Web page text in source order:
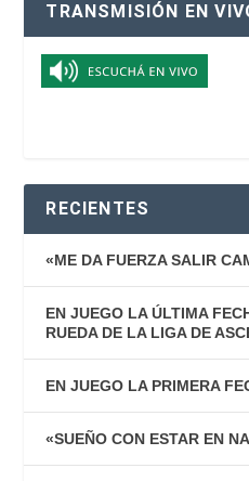
TRANSMISIÓN EN
RECIENTES
«ME DA FUERZA SALIR
EN JUEGO LA ÚLTIMA
RUEDA DE LA LIGA DE
EN JUEGO LA PRIMERA
«SUEÑO CON ESTAR EN